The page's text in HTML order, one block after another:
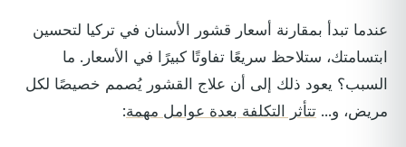
عندما تبدأ بمقارنة أسعار قشور الأسنان في تركيا لتحسين
ابتسامتك، ستلاحظ سريعًا تفاوتًا كبيرًا في الأسعار. ما
السبب؟ يعود ذلك إلى أن علاج القشور يُصمم خصيصًا لكل
مريض، و... تتأثر التكلفة بعدة عوامل مهمة: